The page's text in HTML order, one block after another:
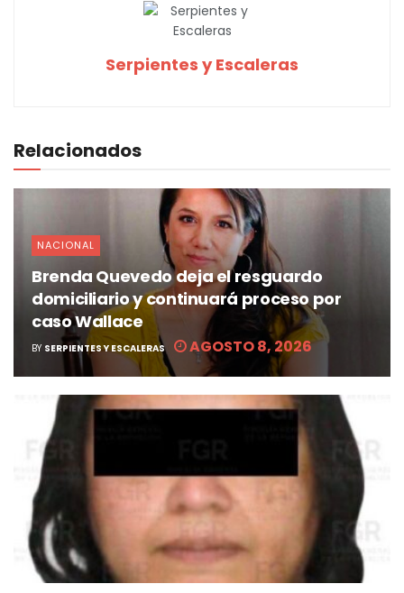
Serpientes y Escaleras
Relacionados
NACIONAL
Brenda Quevedo deja el resguardo
domiciliario y continuará proceso por
caso Wallace
BY SERPIENTES Y ESCALERAS AGOSTO 8, 2026